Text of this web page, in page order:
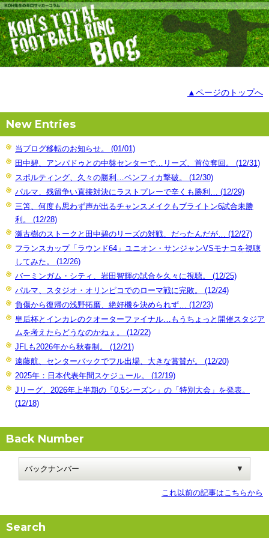
▲ページのトップへ
New Entries
当ブログ移転のお知らせ。 (01/01)
田中碧、アンパドゥとの中盤センターで…リーズ、首位奪回。 (12/31)
スポルティング、久々の勝利…ベンフィカ撃破。 (12/30)
パルマ、残留争い直接対決にラストプレーで辛くも勝利… (12/29)
三笘、何度も思わず声が出るチャンスメイクもブライトン6試合未勝
利。 (12/28)
瀬古樹のストークと田中碧のリーズの対戦、だったんだが… (12/27)
フランスカップ「ラウンド64」ユニオン・サンジャンVSモナコを視聴
してみた。 (12/26)
バーミンガム・シティ、岩田智輝の試合を久々に視聴。 (12/25)
パルマ、スタジオ・オリンピコでのローマ戦に完敗。 (12/24)
負傷から復帰の浅野拓磨、絶好機を決められず… (12/23)
皇后杯とインカレのクオーターファイナル…もうちょっと開催スタジア
ムを考えたらどうなのかねぇ。 (12/22)
JFLも2026年から秋春制。 (12/21)
遠藤航、センターバックでフル出場、大きな賞賛が。 (12/20)
2025年：日本代表年間スケジュール。 (12/19)
Jリーグ、2026年上半期の「0.5シーズン」の「特別大会」を発表。
(12/18)
Back Number
これ以前の記事はこちらから
Search